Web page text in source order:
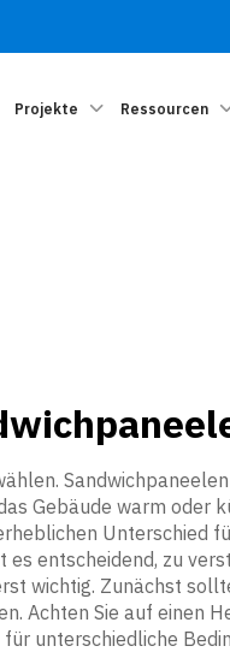
Projekte Ressourcen
Gebäude warm oder
Unterschied
entscheidend, zu
wichtig. Zunächst
Achten Sie auf einen
unterschiedliche